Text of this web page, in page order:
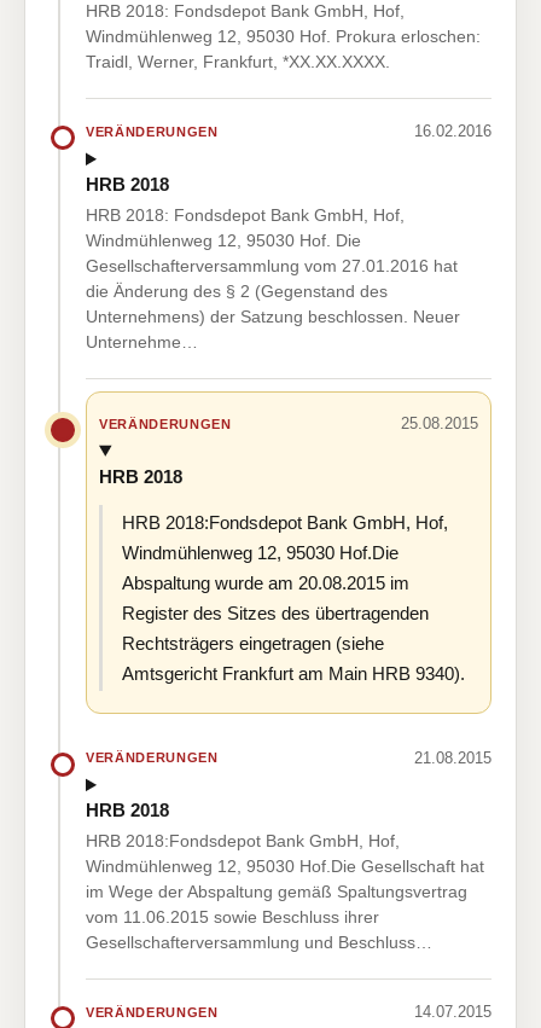
HRB 2018: Fondsdepot Bank GmbH, Hof,
Windmühlenweg 12, 95030 Hof. Prokura erloschen:
Traidl, Werner, Frankfurt, *XX.XX.XXXX.
VERÄNDERUNGEN 16.02.2016
HRB 2018
HRB 2018: Fondsdepot Bank GmbH, Hof,
Windmühlenweg 12, 95030 Hof. Die
Gesellschafterversammlung vom 27.01.2016 hat
die Änderung des § 2 (Gegenstand des
Unternehmens) der Satzung beschlossen. Neuer
Unternehme…
VERÄNDERUNGEN 25.08.2015
HRB 2018
HRB 2018:Fondsdepot Bank GmbH, Hof,
Windmühlenweg 12, 95030 Hof.Die
Abspaltung wurde am 20.08.2015 im
Register des Sitzes des übertragenden
Rechtsträgers eingetragen (siehe
Amtsgericht Frankfurt am Main HRB 9340).
VERÄNDERUNGEN 21.08.2015
HRB 2018
HRB 2018:Fondsdepot Bank GmbH, Hof,
Windmühlenweg 12, 95030 Hof.Die Gesellschaft hat
im Wege der Abspaltung gemäß Spaltungsvertrag
vom 11.06.2015 sowie Beschluss ihrer
Gesellschafterversammlung und Beschluss…
VERÄNDERUNGEN 14.07.2015